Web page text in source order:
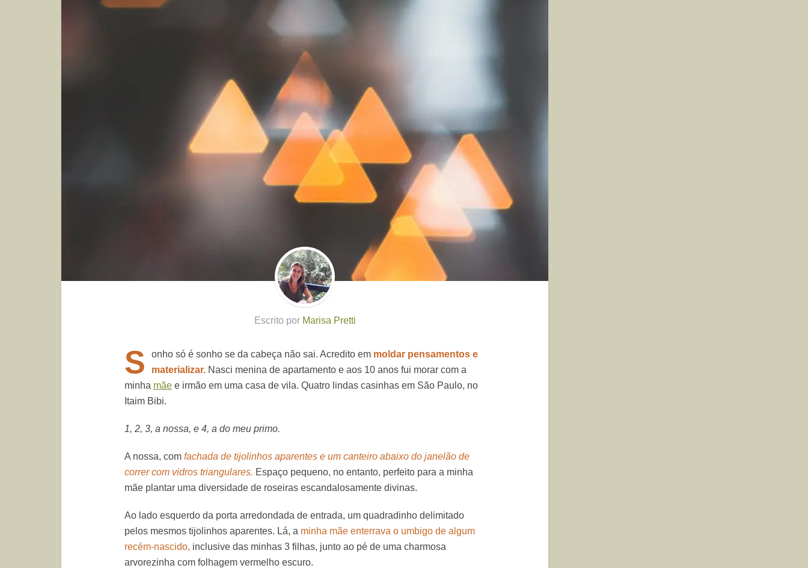
Escrito por Marisa Pretti
S onho só é sonho se da cabeça não sai. Acredito em moldar pensamentos e
materializar. Nasci menina de apartamento e aos 10 anos fui morar com a
minha mãe e irmão em uma casa de vila. Quatro lindas casinhas em São Paulo, no
Itaim Bibi.
1, 2, 3, a nossa, e 4, a do meu primo.
A nossa, com fachada de tijolinhos aparentes e um canteiro abaixo do janelão de
correr com vidros triangulares. Espaço pequeno, no entanto, perfeito para a minha
mãe plantar uma diversidade de roseiras escandalosamente divinas.
Ao lado esquerdo da porta arredondada de entrada, um quadradinho delimitado
pelos mesmos tijolinhos aparentes. Lá, a minha mãe enterrava o umbigo de algum
recém-nascido, inclusive das minhas 3 filhas, junto ao pé de uma charmosa
arvorezinha com folhagem vermelho escuro.